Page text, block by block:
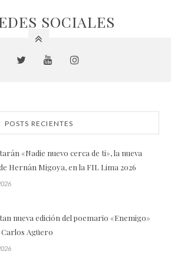
SOCIALES
POSTS RECIENTES
«Nadie nuevo cerca de ti», la nueva
Hernán Migoya, en la FIL Lima 2026
nueva edición del poemario «Enemigo»
Carlos Agüero